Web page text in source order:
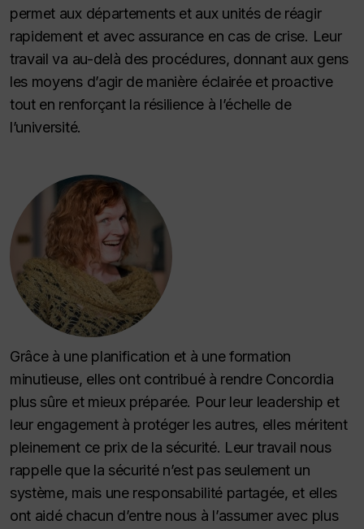
permet aux départements et aux unités de réagir
rapidement et avec assurance en cas de crise. Leur
travail va au-delà des procédures, donnant aux gens
les moyens d’agir de manière éclairée et proactive
tout en renforçant la résilience à l’échelle de
l’université.
Grâce à une planification et à une formation
minutieuse, elles ont contribué à rendre Concordia
plus sûre et mieux préparée. Pour leur leadership et
leur engagement à protéger les autres, elles méritent
pleinement ce prix de la sécurité. Leur travail nous
rappelle que la sécurité n’est pas seulement un
système, mais une responsabilité partagée, et elles
ont aidé chacun d’entre nous à l’assumer avec plus